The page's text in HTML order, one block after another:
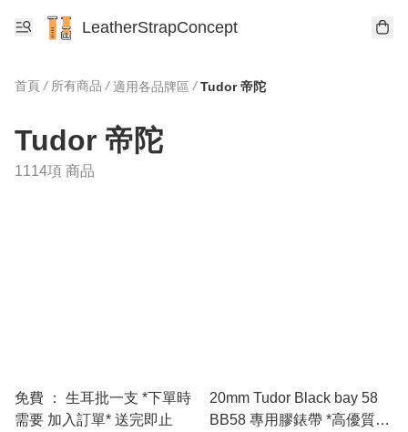
LeatherStrapConcept
首頁 / 所有商品 / 適用各品牌區 / Tudor 帝陀
Tudor 帝陀
1114項 商品
免費 ： 生耳批一支 *下單時
需要 加入訂單* 送完即止
20mm Tudor Black bay 58
BB58 專用膠錶帶 *高優質*